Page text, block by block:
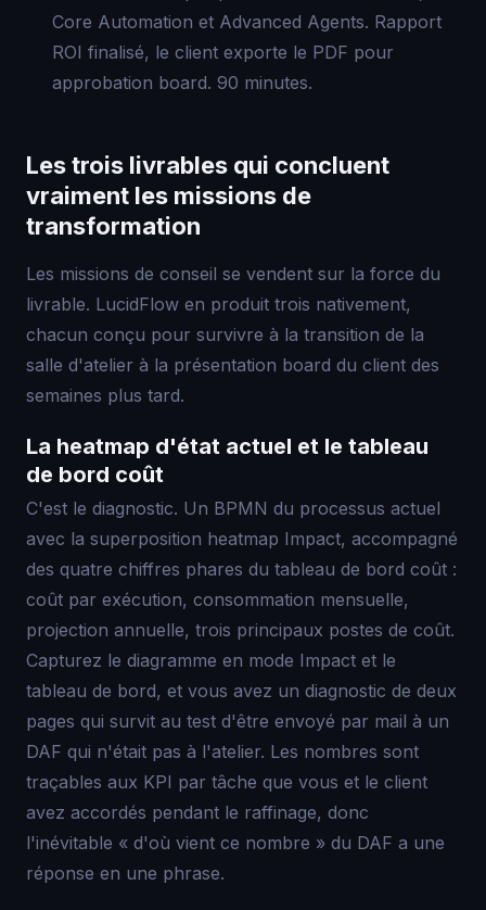
Core Automation et Advanced Agents. Rapport
ROI finalisé, le client exporte le PDF pour
approbation board. 90 minutes.
Les trois livrables qui concluent
vraiment les missions de
transformation
Les missions de conseil se vendent sur la force du
livrable. LucidFlow en produit trois nativement,
chacun conçu pour survivre à la transition de la
salle d'atelier à la présentation board du client des
semaines plus tard.
La heatmap d'état actuel et le tableau
de bord coût
C'est le diagnostic. Un BPMN du processus actuel
avec la superposition heatmap Impact, accompagné
des quatre chiffres phares du tableau de bord coût :
coût par exécution, consommation mensuelle,
projection annuelle, trois principaux postes de coût.
Capturez le diagramme en mode Impact et le
tableau de bord, et vous avez un diagnostic de deux
pages qui survit au test d'être envoyé par mail à un
DAF qui n'était pas à l'atelier. Les nombres sont
traçables aux KPI par tâche que vous et le client
avez accordés pendant le raffinage, donc
l'inévitable « d'où vient ce nombre » du DAF a une
réponse en une phrase.